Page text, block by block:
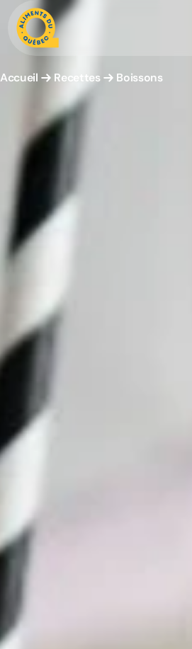
Aliments d'ici
Recettes
Inspirations d'ici
Restaurants
Institutions
À propos
Pourquoi adhérer
Portail adhérent
Accueil Recettes Boissons